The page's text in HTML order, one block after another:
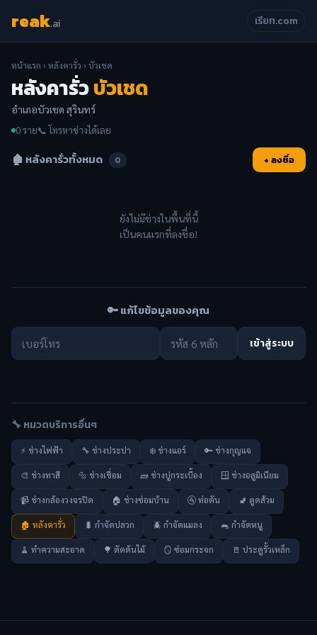
reak.ai เรียก.com
หน้าแรก ›หลังคารั่ว › บัวเชด
หลังคารั่วบัวเชด
อำเภอบัวเชด สุรินทร์
0 ราย📞 โทรหาช่างได้เลย
🏚️ หลังคารั่วทั้งหมด 0 + ลงชื่อ
ยังไม่มีช่างในพื้นที่นี้
เป็นคนแรกที่ลงชื่อ!
🔑 แก้ไขข้อมูลของคุณ
เข้าสู่ระบบ
🔧 หมวดบริการอื่นๆ
⚡ ช่างไฟฟ้า 🔧 ช่างประปา ❄️ ช่างแอร์ 🔑 ช่างกุญแจ
🎨 ช่างทาสี 🔩 ช่างเชื่อม 🧱 ช่างปูกระเบื้อง 🪟 ช่างอลูมิเนียม
📹 ช่างกล้องวงจรปิด 🏠 ช่างซ่อมบ้าน 🚰 ท่อตัน 🚽 ดูดส้วม
🏚️ หลังคารั่ว 🐛 กำจัดปลวก 🪲 กำจัดแมลง 🐀 กำจัดหนู
🧹 ทำความสะอาด 🌳 ตัดต้นไม้ 🪞 ซ่อมกระจก 🚪 ประตูรั้วเหล็ก